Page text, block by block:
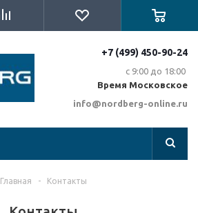
+7 (499) 450-90-24
с 9:00 до 18:00
Время Московское
info@nordberg-online.ru
Главная - Контакты